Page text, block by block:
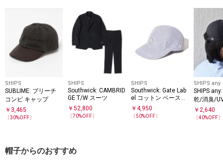
SHIPS
SUBLIME: ブリーチ
コンビ キャップ
￥ 3,465
〔30%OFF〕
SHIPS
Southwick: CAMBRID
GE T/W スーツ
￥52,800
〔 70%OFF〕
SHIPS
Southwick: Gate Lab
el コットン ベースボ
ール キャップ
￥ 4,950
〔50%OFF〕
SHIPS any
SHIPS
乾/消臭/
等〉ベー
ャップ◇
￥2,640
〔40%OFF〕
帽子からのおすすめ